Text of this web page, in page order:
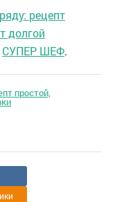
рецепт
долгой
СУПЕР ШЕФ.
простой,